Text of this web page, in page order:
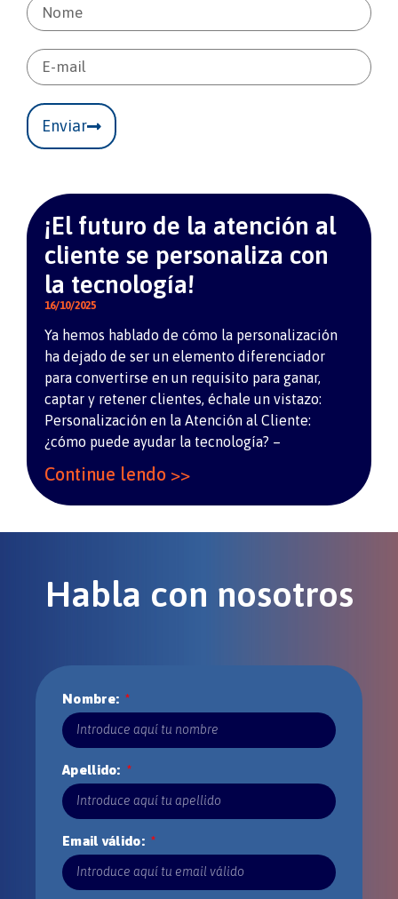
¡El futuro de la atención al
cliente se personaliza con
la tecnología!
16/10/2025
Ya hemos hablado de cómo la personalización
ha dejado de ser un elemento diferenciador
para convertirse en un requisito para ganar,
captar y retener clientes, échale un vistazo:
Personalización en la Atención al Cliente:
¿cómo puede ayudar la tecnología? –
Continue lendo >>
Enviar
Habla con nosotros
Nombre:
Apellido:
Email válido: